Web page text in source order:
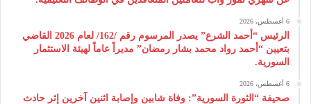
6 أغسطس، 2026
الرئيس “أحمد الشرع” يصدر المرسوم رقم /162/ لعام 2026 ‌القاضي
بتعيين “أحمد رواد محمد بشار رمضان” مديراً عاماً لهيئة ‌الاستثمار
السورية.
6 أغسطس، 2026
صحيفة “الثورة السورية”: وفاة شابين وإصابة اثنين آخرين إثر حادث